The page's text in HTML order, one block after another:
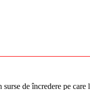
de încredere pe